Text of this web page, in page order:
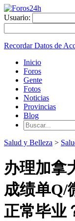
Usuario:
Recordar Datos de
Inicio
Foros
Gente
Fotos
Noticias
Provincias
Blog
Salud y Belleza >
办理加拿
成绩单Q/
正常毕业